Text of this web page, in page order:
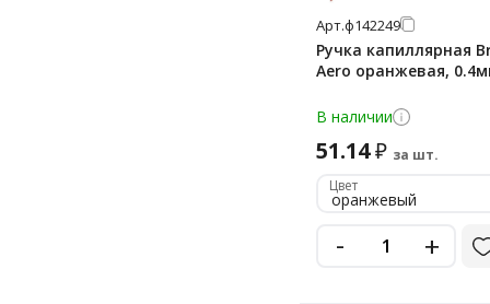
Арт.ф142249
Ручка капиллярная
Aero оранжевая,
В наличии
51.14₽ за шт.
Цвет
оранжевый
- +